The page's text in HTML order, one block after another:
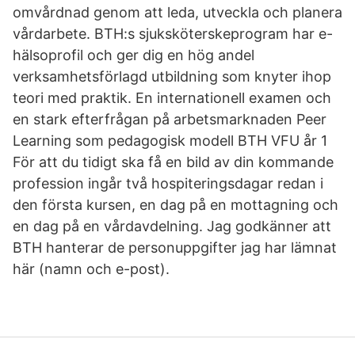
omvårdnad genom att leda, utveckla och planera
vårdarbete. BTH:s sjuksköterskeprogram har e-
hälsoprofil och ger dig en hög andel
verksamhetsförlagd utbildning som knyter ihop
teori med praktik. En internationell examen och
en stark efterfrågan på arbetsmarknaden Peer
Learning som pedagogisk modell BTH VFU år 1
För att du tidigt ska få en bild av din kommande
profession ingår två hospiteringsdagar redan i
den första kursen, en dag på en mottagning och
en dag på en vårdavdelning. Jag godkänner att
BTH hanterar de personuppgifter jag har lämnat
här (namn och e-post).